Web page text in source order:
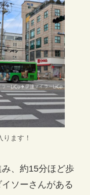
ます！
み、約15分ほど歩
ソーさんがある